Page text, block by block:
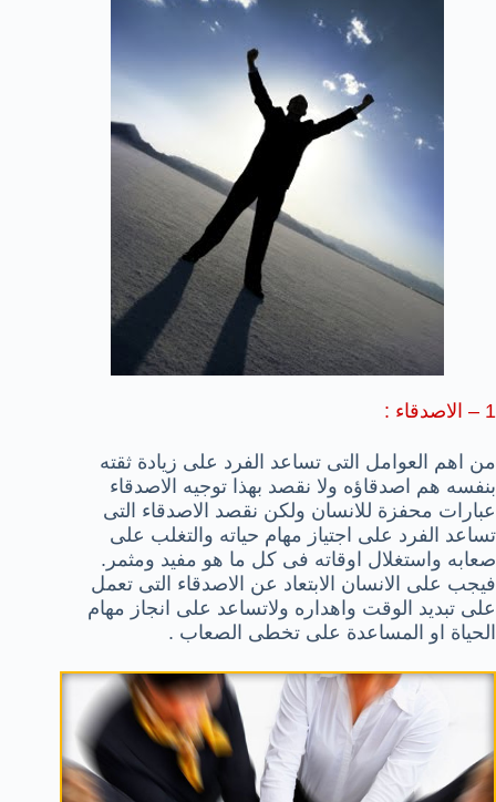
1 – الاصدقاء :
من اهم العوامل التى تساعد الفرد على زيادة ثقته
بنفسه هم اصدقاؤه ولا نقصد بهذا توجيه الاصدقاء
عبارات محفزة للانسان ولكن نقصد الاصدقاء التى
تساعد الفرد على اجتياز مهام حياته والتغلب على
صعابه واستغلال اوقاته فى كل ما هو مفيد ومثمر.
فيجب على الانسان الابتعاد عن الاصدقاء التى تعمل
على تبديد الوقت واهداره ولاتساعد على انجاز مهام
الحياة او المساعدة على تخطى الصعاب .